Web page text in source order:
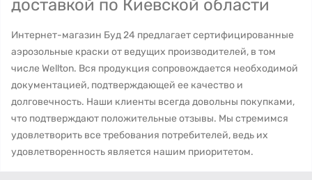
доставкой по Киевской области
Интернет-магазин Буд 24 предлагает сертифицированные
аэрозольные краски от ведущих производителей, в том
числе Wellton. Вся продукция сопровождается необходимой
документацией, подтверждающей ее качество и
долговечность. Наши клиенты всегда довольны покупками,
что подтверждают положительные отзывы. Мы стремимся
удовлетворить все требования потребителей, ведь их
удовлетворенность является нашим приоритетом.